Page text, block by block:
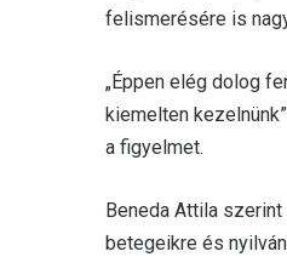
felismerésére is
„Éppen elég dolog
kiemelten
a figyelmet.
Beneda Attila
betegeikre és